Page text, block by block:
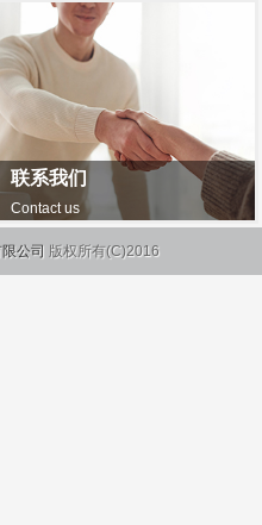
联系我们
Contact us
公司 版权所有(C)2016